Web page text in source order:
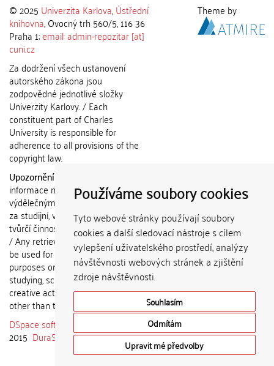
Používáme soubory cookies
Tyto webové stránky používají soubory
cookies a další sledovací nástroje s cílem
vylepšení uživatelského prostředí, analýzy
návštěvnosti webových stránek a zjištění
zdroje návštěvnosti.
Souhlasím
Odmítám
Upravit mé předvolby
© 2025 Univerzita Karlova,Ústřední
knihovna, Ovocný trh 560/5, 116 36
Praha 1;email: admin-repozitar [at]
cuni.cz
Za dodržení všech ustanovení
autorského zákona jsou
zodpovědné jednotlivé složky
Univerzity Karlovy. / Each
constituent part of Charles
University is responsible for
adherence to all provisions of the
copyright law.
Upozornění / Notice:
informace nemohou být použity k
výdělečným účelům nebo vydávány
za studijní, vědeckou nebo jinou
tvůrčí činnost jiné osoby než autora.
/ Any retrieved information shall not
be used for any commercial
purposes or claimed as results of
studying, scientific or any other
creative activities of any person
other than the author.
DSpace software
copyright © 2002-
2015 DuraSpace
Theme by